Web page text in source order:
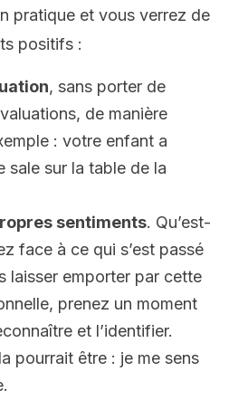
pratique et vous verrez de
positifs :
, sans porter de
de manière
: votre enfant a
sale sur la table de la
sentiments. Qu’est-
face à ce qui s’est passé
laisser emporter par cette
prenez un moment
et l’identifier.
pourrait être : je me sens